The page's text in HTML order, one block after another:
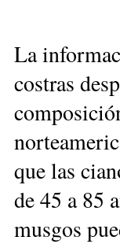
La
costras
que las
de 45 a 85
musgos